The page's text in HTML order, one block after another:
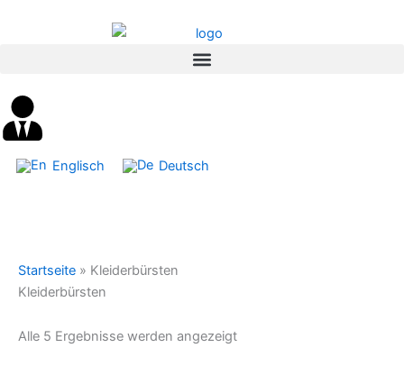
Englisch Deutsch
Startseite » Kleiderbürsten
Kleiderbürsten
Alle 5 Ergebnisse werden angezeigt